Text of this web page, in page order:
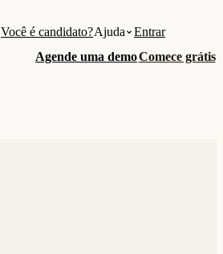
Você é candidato?Ajuda
Entrar
Agende uma demoComece grátis